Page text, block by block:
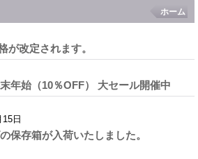
ホーム
が改定されます。
年始（10％OFF） 大セール開催中
15日
保存箱が入荷いたしました。